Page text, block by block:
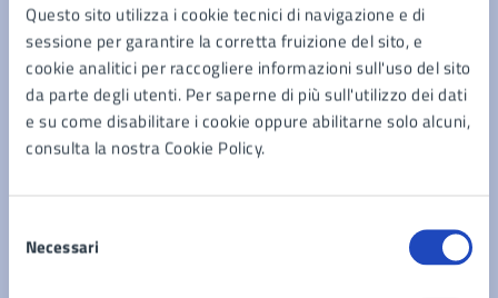
Questo sito utilizza i cookie tecnici di navigazione e di
sessione per garantire la corretta fruizione del sito, e
cookie analitici per raccogliere informazioni sull'uso del sito
da parte degli utenti. Per saperne di più sull'utilizzo dei dati
e su come disabilitare i cookie oppure abilitarne solo alcuni,
consulta la nostra Cookie Policy.
delNecessari
Documenti
Colloquio attitudinale ai sensi della deliberazione
di Commissione Straordinaria, nr. 73/2024 per il
profilo di Istruttore Tecnico/Geometra –